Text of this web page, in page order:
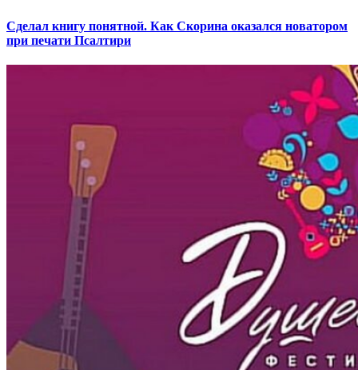
Сделал книгу понятной. Как Скорина оказался новатором
при печати Псалтири